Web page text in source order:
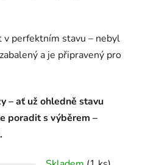
perfektním stavu – nebyl
a je připravený pro
– ať už ohledně stavu
poradit s výběrem –